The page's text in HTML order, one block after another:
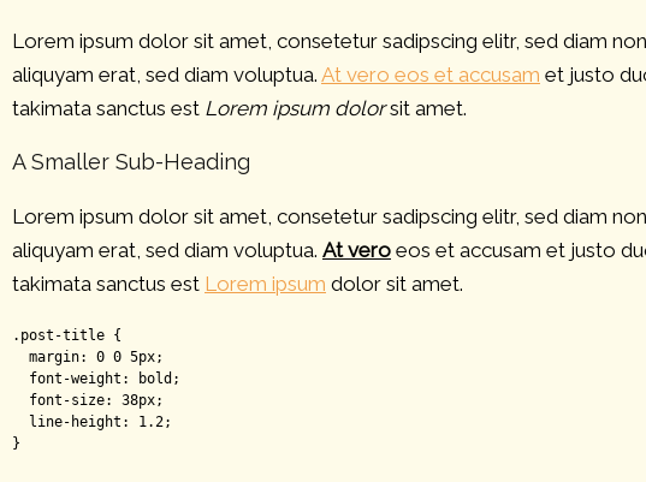
Lorem ipsum dolor sit amet, consetetur sadipscing elitr, sed diam
aliquyam erat, sed diam voluptua. At vero eos et accusam et justo
takimata sanctus est Lorem ipsum dolorsit amet.
A Smaller Sub-Heading
Lorem ipsum dolor sit amet, consetetur sadipscing elitr, sed diam
aliquyam erat, sed diam voluptua. At vero eos et accusam et justo
takimata sanctus est Lorem ipsum dolor sit amet.
.post-title {
  margin: 0 0 5px;
  font-weight: bold;
  font-size: 38px;
  line-height: 1.2;
}